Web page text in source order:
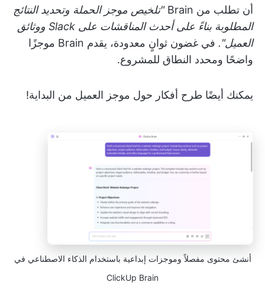
أن تطلب من Brain
"تلخيص موجز الحملة وتحديد النتائج
المطلوبة بناءً على أحدث المناقشات على Slack ووثائق
العميل".
في غضون ثوانٍ معدودة، يقدم Brain موجزًا
واضحًا ومحدد النطاق للمشروع.
يمكنك أيضًا طرح أفكار حول موجز العميل من البداية!
أنشئ محتوى مفصلاً وموجزات إبداعية باستخدام الذكاء الاصطناعي في
ClickUp Brain